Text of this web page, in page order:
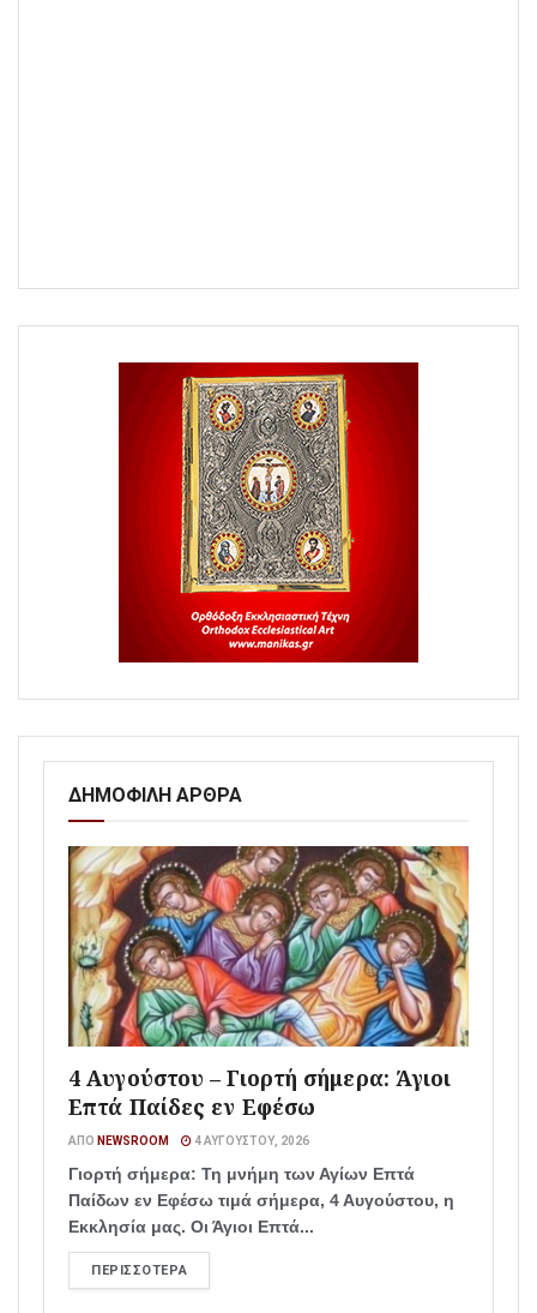
ΔΗΜΟΦΙΛΗ ΑΡΘΡΑ
4 Αυγούστου – Γιορτή σήμερα: Άγιοι
Επτά Παίδες εν Εφέσω
ΑΠΌ NEWSROOM 4 ΑΥΓΟΎΣΤΟΥ, 2026
Γιορτή σήμερα: Τη μνήμη των Αγίων Επτά
Παίδων εν Εφέσω τιμά σήμερα, 4 Αυγούστου, η
Εκκλησία μας. Οι Άγιοι Επτά...
ΠΕΡΙΣΣΌΤΕΡΑ